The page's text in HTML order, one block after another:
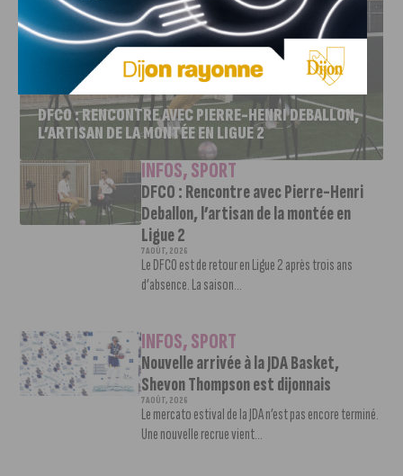
DFCO : RENCONTRE AVEC PIERRE-HENRI DEBALLON,
L’ARTISAN DE LA MONTÉE EN LIGUE 2
INFOS,SPORT
DFCO : Rencontre avec Pierre-Henri
Deballon, l’artisan de la montée en
Ligue 2
7 AOÛT, 2026
Le DFCO est de retour en Ligue 2 après trois ans
d’absence. La saison...
INFOS,SPORT
Nouvelle arrivée à la JDA Basket,
Shevon Thompson est dijonnais
7 AOÛT, 2026
Le mercato estival de la JDA n’est pas encore terminé.
Une nouvelle recrue vient...